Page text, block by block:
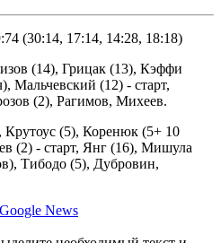
(30:14, 17:14, 14:28, 18:18)
(14), Грицак (13), Кэффи
Мальчевский (12) - старт,
(2), Рагимов, Михеев.
(5), Коренюк (5+ 10
(2) - старт, Янг (16), Мишула
Тибодо (5), Дубровин,
News